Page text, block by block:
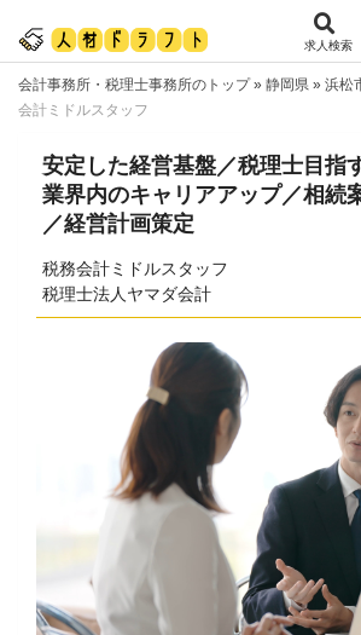
求人検索
会計事務所・税理士事務所のトップ» 静岡県 » 浜松
会計ミドルスタッフ
安定した経営基盤／税理士目指
業界内のキャリアアップ／相続
／経営計画策定
税務会計ミドルスタッフ
税理士法人ヤマダ会計